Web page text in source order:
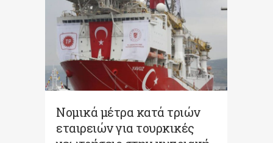
Νομικά μέτρα κατά τριών
εταιρειών για τουρκικές